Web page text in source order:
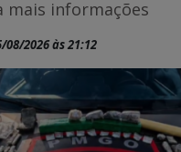
mais informações
2026 às 21:12